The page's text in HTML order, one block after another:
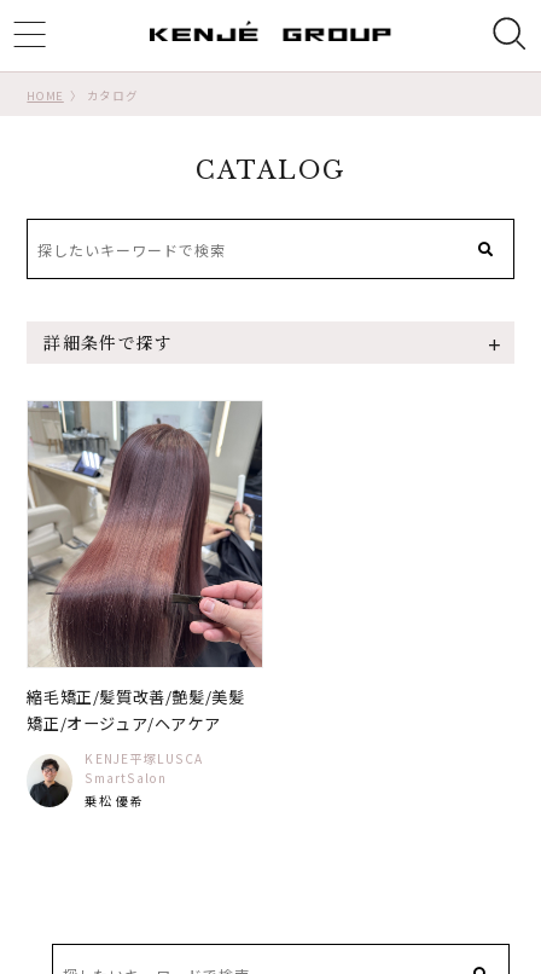
HOME カタログ
CATALOG
詳細条件で探す
縮毛矯正/髪質改善/艶髪/美髪
矯正/オージュア/ヘアケア
KENJE平塚LUSCA
SmartSalon
乗松 優希